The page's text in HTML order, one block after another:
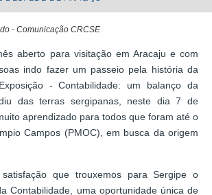
- Comunicação CRCSE
aberto para visitação em Aracaju e com
indo fazer um passeio pela história da
- Contabilidade: um balanço da
das terras sergipanas, neste dia 7 de
aprendizado para todos que foram até o
Campos (PMOC), em busca da origem
que trouxemos para Sergipe o
Contabilidade, uma oportunidade única de